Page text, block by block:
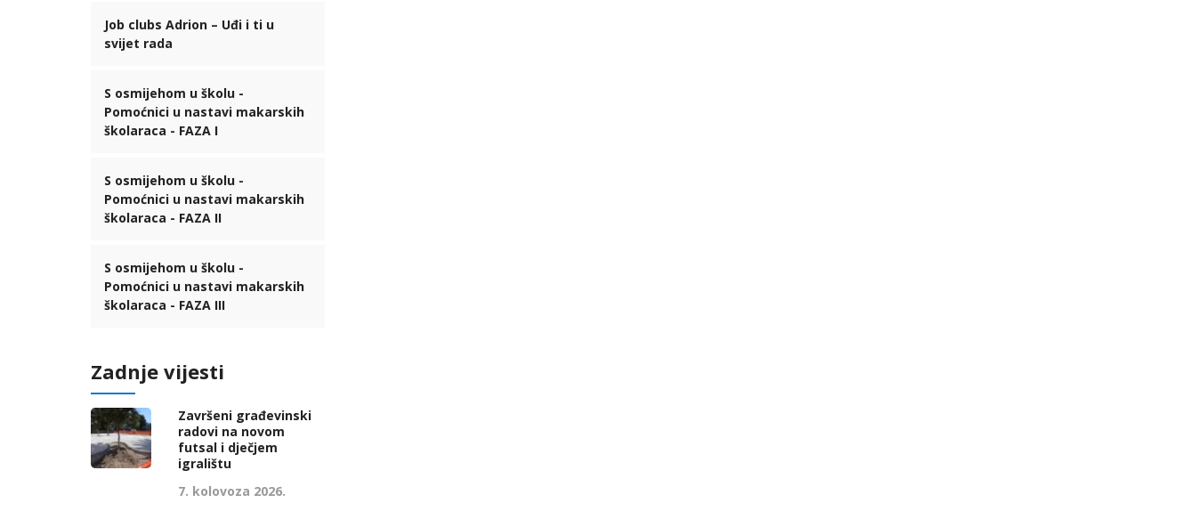
Job clubs Adrion – Uđi i ti u
svijet rada
S osmijehom u školu -
Pomoćnici u nastavi makarskih
školaraca - FAZA I
S osmijehom u školu -
Pomoćnici u nastavi makarskih
školaraca - FAZA II
S osmijehom u školu -
Pomoćnici u nastavi makarskih
školaraca - FAZA III
Zadnje vijesti
Završeni građevinski
radovi na novom
futsal i dječjem
igralištu
7. kolovoza 2026.